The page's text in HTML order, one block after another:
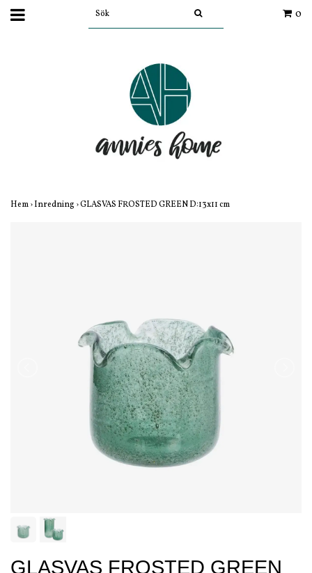
0
Hem›Inredning ›GLASVAS FROSTED GREEN D:13x11 cm
GLASVAS FROSTED GREEN